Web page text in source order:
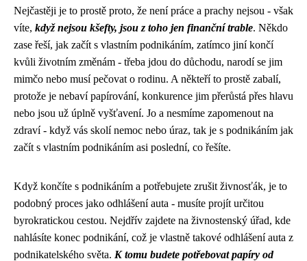
Nejčastěji je to prostě proto, že není práce a prachy nejsou - však
víte, když nejsou kšefty, jsou z toho jen finanční trable. Někdo
zase řeší, jak začít s vlastním podnikáním, zatímco jiní končí
kvůli životním změnám - třeba jdou do důchodu, narodí se jim
mimčo nebo musí pečovat o rodinu. A někteří to prostě zabalí,
protože je nebaví papírování, konkurence jim přerůstá přes hlavu
nebo jsou už úplně vyšťavení. Jo a nesmíme zapomenout na
zdraví - když vás skolí nemoc nebo úraz, tak je s podnikáním jak
začít s vlastním podnikáním asi poslední, co řešíte.
Když končíte s podnikáním a potřebujete zrušit živnosťák, je to
podobný proces jako odhlášení auta - musíte projít určitou
byrokratickou cestou. Nejdřív zajdete na živnostenský úřad, kde
nahlásíte konec podnikání, což je vlastně takové odhlášení auta z
podnikatelského světa. K tomu budete potřebovat papíry od